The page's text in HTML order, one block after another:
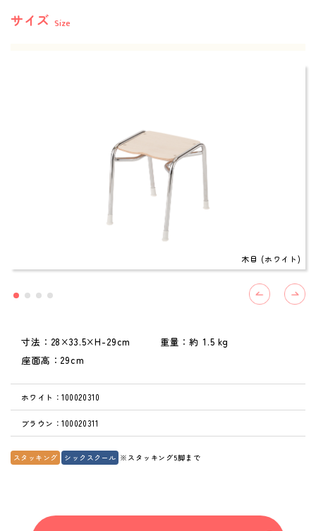
サイズ Size
木目 (ホワイト)
寸法：28×33.5×H-29cm 重量：約 1.5 kg
座面高：29cm
ホワイト：100020310
ブラウン：100020311
スタッキング シックスクール ※スタッキング5脚まで